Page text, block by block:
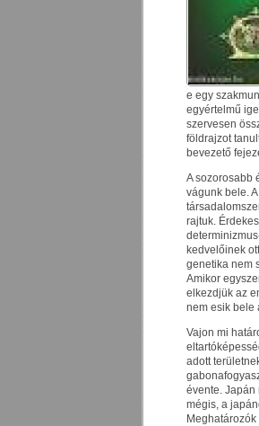
e egy
egyértelmű
szervesen
földrajzot
bevezető
A sozorosabb
vágunk bele.
rajtuk.
kedvelőinek
genetika nem
Amikor
elkezdjük az
nem esik bele
Vajon mi
adott
évente.
mégis, a